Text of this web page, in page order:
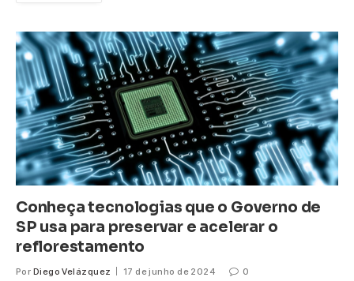
Conheça tecnologias que o Governo de
SP usa para preservar e acelerar o
reflorestamento
Por Diego Velázquez 17 de junho de 2024 0